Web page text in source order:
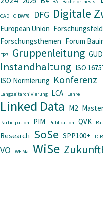
BA Bachelorthesis
CAD CIBW78 DFG Digitale
European Union Forschungsfeld
Forschungsthemen Forum
FP7 Gruppenleitung
Instandhaltung ISO
ISO Normierung Konferenz
Langzeitarchivierung LCA Lehre
Linked Data M2 Master
Participation PIM Publication QVK
Research SoSe SPP100+ TCR
VO
WF Ma WiSe